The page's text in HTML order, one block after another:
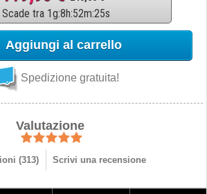
Scade tra 1g:8h:52m:24s
Aggiungi al carrello
Spedizione gratuita!
Valutazione
(313) Scrivi una recensione